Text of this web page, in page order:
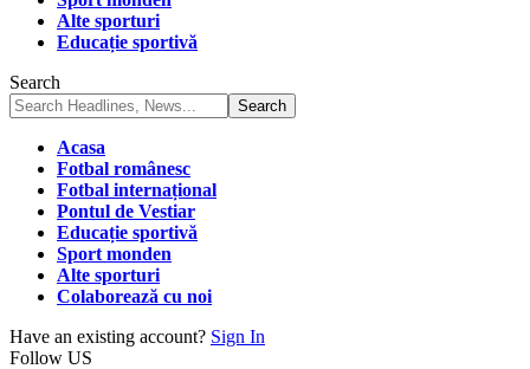
Alte sporturi
Educație sportivă
Search
Acasa
Fotbal românesc
Fotbal internațional
Pontul de Vestiar
Educație sportivă
Sport monden
Alte sporturi
Colaborează cu noi
Have an existing account? Sign In
Follow US